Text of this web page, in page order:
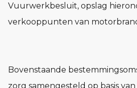
Vuurwerkbesluit, opslag
verkooppunten van
Bovenstaande
zorg samengesteld op basis